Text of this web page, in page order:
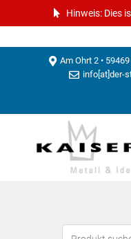
Hinweis: Dies
Am Ohrt 2 •
info[at]der-